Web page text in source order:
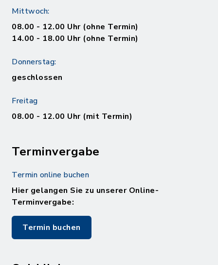
Mittwoch:
08.00 - 12.00 Uhr (ohne Termin)
14.00 - 18.00 Uhr (ohne Termin)
Donnerstag:
geschlossen
Freitag
08.00 - 12.00 Uhr (mit Termin)
Terminvergabe
Termin online buchen
Hier gelangen Sie zu unserer Online-
Terminvergabe:
Termin buchen